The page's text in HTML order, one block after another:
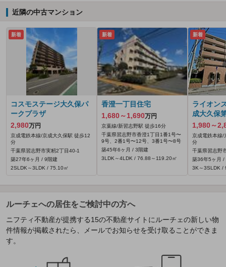
近隣の中古マンション
新着
コスモステージ大久保パ
ークプラザ
2,980万円
京成電鉄本線/京成大久保駅 徒歩12
分
千葉県習志野市実籾2丁目40-1
築27年6ヶ月 / 9階建
2SLDK～3LDK / 75.10㎡
新着
香澄一丁目住宅
1,680～1,690万円
京葉線/新習志野駅 徒歩16分
千葉県習志野市香澄1丁目1番1号〜
9号、2番1号〜12号、3番1号〜8号
築45年6ヶ月 / 3階建
3LDK～4LDK / 76.88～119.20㎡
新着
ライオン
成大久保
1,980～
京成電鉄本線/
分
千葉県習志野
築36年5ヶ月 /
3K～3SLDK /
ルーチェへの居住をご検討中の方へ
ニフティ不動産が提携する15の不動産サイトにルーチェの新しい物
件情報が掲載されたら、メールでお知らせを受け取ることができま
す。